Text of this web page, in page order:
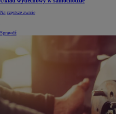
Najczęstsze awarie
Sprawdź